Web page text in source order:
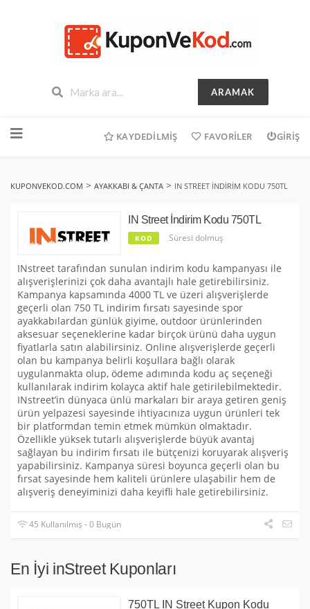
ARAMAK
geç
KAYDEDILMIŞ FAVORILER GIRIŞ
KUPONVEKOD.COM > AYAKKABI & ÇANTA > IN STREET İNDIRIM KODU 750TL
IN Street İndirim Kodu 750TL
KOD Süresi dolmuş
INstreet tarafından sunulan indirim kodu kampanyası ile
alışverişlerinizi çok daha avantajlı hale getirebilirsiniz.
Kampanya kapsamında 4000 TL ve üzeri alışverişlerde
geçerli olan 750 TL indirim fırsatı sayesinde spor
ayakkabılardan günlük giyime, outdoor ürünlerinden
aksesuar seçeneklerine kadar birçok ürünü daha uygun
fiyatlarla satın alabilirsiniz. Online alışverişlerde geçerli
olan bu kampanya belirli koşullara bağlı olarak
uygulanmakta olup, ödeme adımında kodu aç seçeneği
kullanılarak indirim kolayca aktif hale getirilebilmektedir.
INstreet’in dünyaca ünlü markaları bir araya getiren geniş
ürün yelpazesi sayesinde ihtiyacınıza uygun ürünleri tek
bir platformdan temin etmek mümkün olmaktadır.
Özellikle yüksek tutarlı alışverişlerde büyük avantaj
sağlayan bu indirim fırsatı ile bütçenizi koruyarak alışveriş
yapabilirsiniz. Kampanya süresi boyunca geçerli olan bu
fırsat sayesinde hem kaliteli ürünlere ulaşabilir hem de
alışveriş deneyiminizi daha keyifli hale getirebilirsiniz.
45 Kullanılmış - 0 Bugün
En İyi inStreet Kuponları
750TL IN Street Kupon Kodu